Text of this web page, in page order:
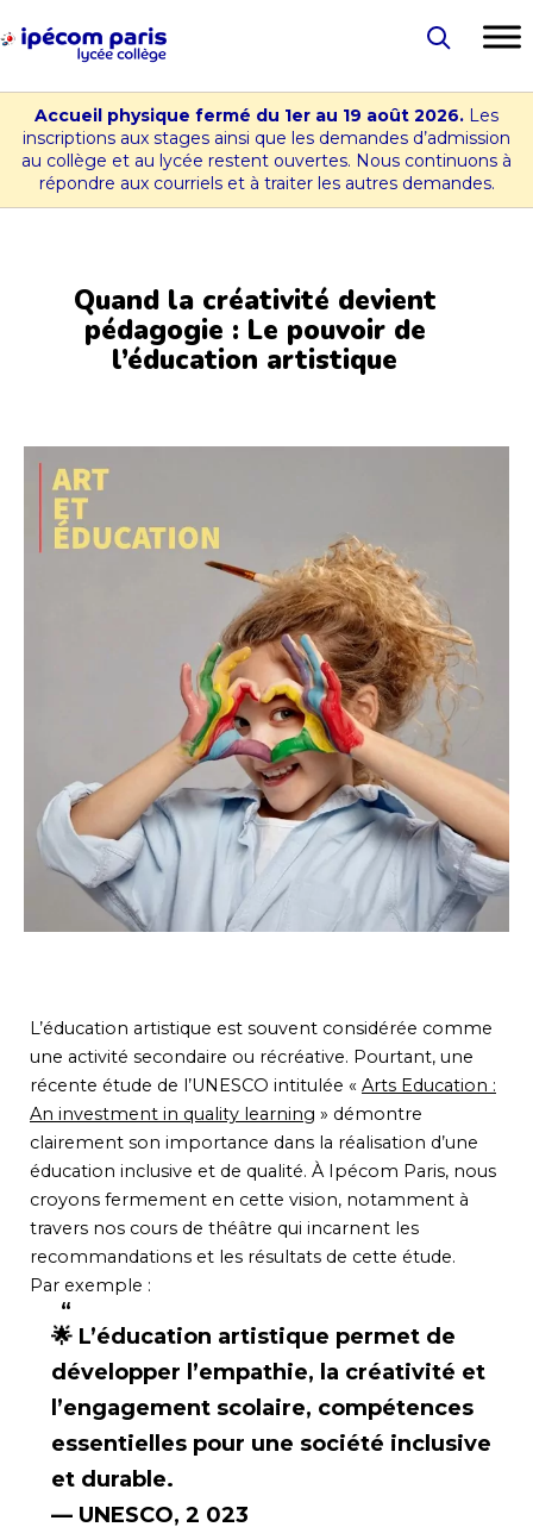
au
Collège
Ipécom
Paris
Accueil physique fermé du 1er au 19 août 2026. Les
inscriptions aux stages ainsi que les demandes d’admission
au collège et au lycée restent ouvertes. Nous continuons à
répondre aux courriels et à traiter les autres demandes.
Quand la créativité devient
pédagogie : Le pouvoir de
l’éducation artistique
L’éducation artistique est souvent considérée comme
une activité secondaire ou récréative. Pourtant, une
récente étude de l’UNESCO intitulée « Arts Education :
An investment in quality learning » démontre
clairement son importance dans la réalisation d’une
éducation inclusive et de qualité. À Ipécom Paris, nous
croyons fermement en cette vision, notamment à
travers nos cours de théâtre qui incarnent les
recommandations et les résultats de cette étude.
Par exemple :
🌟 L’éducation artistique permet de
développer l’empathie, la créativité et
l’engagement scolaire, compétences
essentielles pour une société inclusive
et durable.
— UNESCO, 2 023